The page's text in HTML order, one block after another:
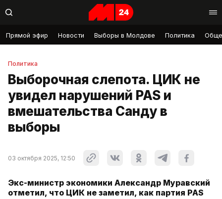
Прямой эфир Новости Выборы в Молдове Политика
Политика
Выборочная слепота. ЦИК не
увидел нарушений PAS и
вмешательства Санду в
выборы
03 октября 2025, 12:50
Экс-министр экономики Александр Муравский
отметил, что ЦИК не заметил, как партия PAS